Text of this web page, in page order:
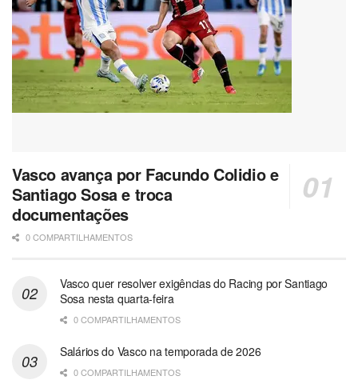
Vasco avança por Facundo Colidio e
Santiago Sosa e troca
documentações
0 COMPARTILHAMENTOS
Vasco quer resolver exigências do Racing por Santiago
Sosa nesta quarta-feira
0 COMPARTILHAMENTOS
Salários do Vasco na temporada de 2026
0 COMPARTILHAMENTOS